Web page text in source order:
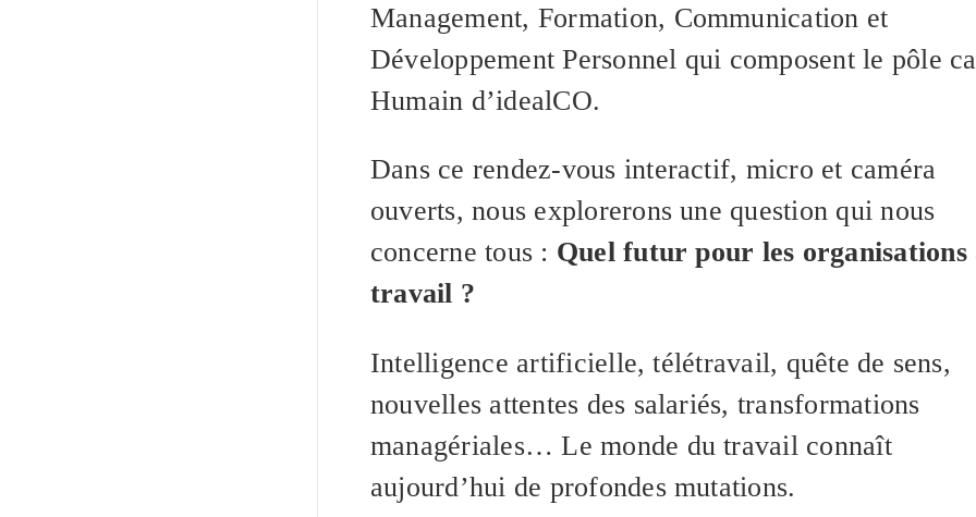
Management, Formation, Communication et
Développement Personnel qui composent le pôle
Humain d’idealCO.
Dans ce rendez-vous interactif, micro et caméra
ouverts, nous explorerons une question qui nous
concerne tous : Quel futur pour les organisations
travail ?
Intelligence artificielle, télétravail, quête de sens,
nouvelles attentes des salariés, transformations
managériales… Le monde du travail connaît
aujourd’hui de profondes mutations.